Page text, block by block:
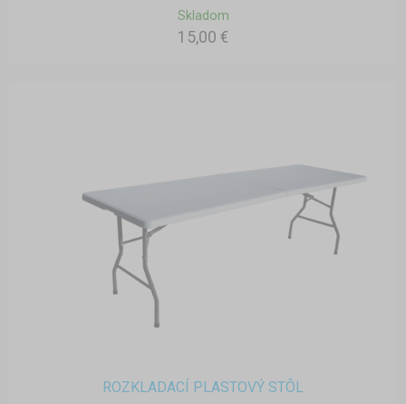
Skladom
15,00 €
ROZKLADACÍ PLASTOVÝ STÔL